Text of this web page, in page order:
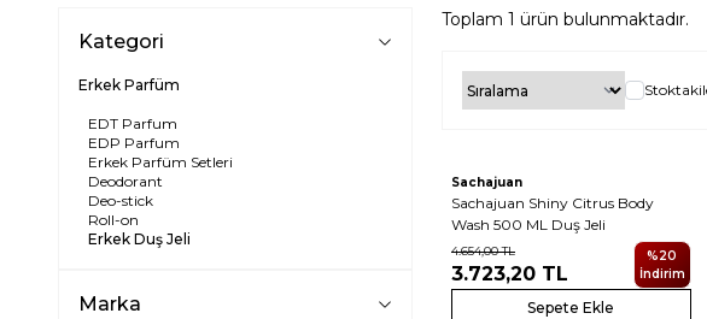
Kategori
Erkek Parfüm
EDT Parfum
EDP Parfum
Erkek Parfüm Setleri
Deodorant
Deo-stick
Roll-on
Erkek Duş Jeli
Marka
Toplam 1 ürün bulunmaktadır.
Sachajuan
Sachajuan Shiny Citrus Body
Wash 500 ML Duş Jeli
4.654,00TL
3.723,20 TL
%20
İndirim
Sepete Ekle